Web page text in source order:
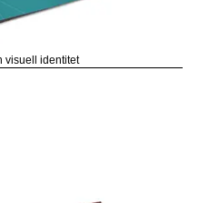
visuell identitet